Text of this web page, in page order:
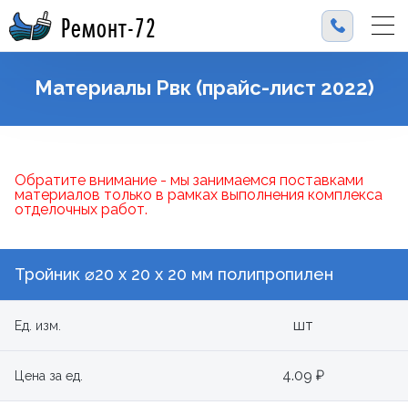
Ремонт-72
Материалы Рвк (прайс-лист 2022)
Обратите внимание - мы занимаемся поставками
материалов только в рамках выполнения комплекса
отделочных работ.
Тройник ⌀20 x 20 x 20 мм полипропилен
Ед. изм. шт
Цена за ед. 4.09 ₽